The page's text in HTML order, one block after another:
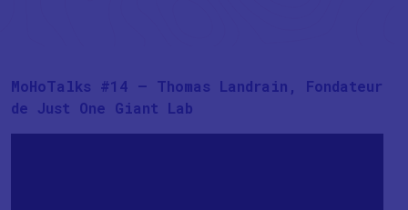
MoHoTalks #14 – Thomas Landrain, Fondateur
de Just One Giant Lab